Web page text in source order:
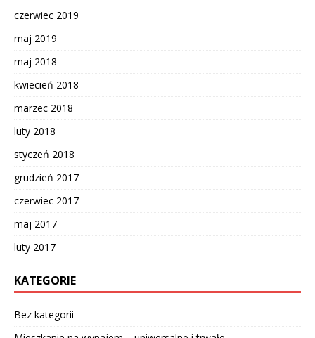
czerwiec 2019
maj 2019
maj 2018
kwiecień 2018
marzec 2018
luty 2018
styczeń 2018
grudzień 2017
czerwiec 2017
maj 2017
luty 2017
KATEGORIE
Bez kategorii